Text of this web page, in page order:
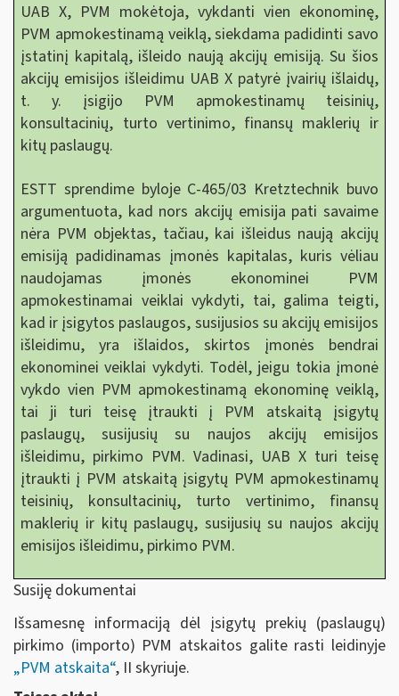
UAB X, PVM mokėtoja, vykdanti vien ekonominę,
PVM apmokestinamą veiklą, siekdama padidinti savo
įstatinį kapitalą, išleido naują akcijų emisiją. Su šios
akcijų emisijos išleidimu UAB X patyrė įvairių išlaidų,
t. y. įsigijo PVM apmokestinamų teisinių,
konsultacinių, turto vertinimo, finansų maklerių ir
kitų paslaugų.
ESTT sprendime byloje C-465/03 Kretztechnik buvo
argumentuota, kad nors akcijų emisija pati savaime
nėra PVM objektas, tačiau, kai išleidus naują akcijų
emisiją padidinamas įmonės kapitalas, kuris vėliau
naudojamas įmonės ekonominei PVM
apmokestinamai veiklai vykdyti, tai, galima teigti,
kad ir įsigytos paslaugos, susijusios su akcijų emisijos
išleidimu, yra išlaidos, skirtos įmonės bendrai
ekonominei veiklai vykdyti. Todėl, jeigu tokia įmonė
vykdo vien PVM apmokestinamą ekonominę veiklą,
tai ji turi teisę įtraukti į PVM atskaitą įsigytų
paslaugų, susijusių su naujos akcijų emisijos
išleidimu, pirkimo PVM. Vadinasi, UAB X turi teisę
įtraukti į PVM atskaitą įsigytų PVM apmokestinamų
teisinių, konsultacinių, turto vertinimo, finansų
maklerių ir kitų paslaugų, susijusių su naujos akcijų
emisijos išleidimu, pirkimo PVM.
Susiję dokumentai
Išsamesnę informaciją dėl įsigytų prekių (paslaugų)
pirkimo (importo) PVM atskaitos galite rasti leidinyje
„PVM atskaita“, II skyriuje.